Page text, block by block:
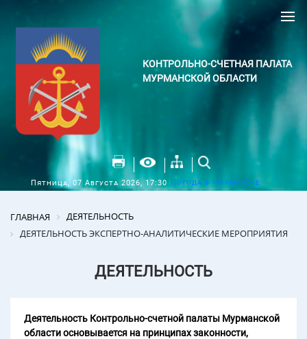
КОНТРОЛЬНО-СЧЕТНАЯ ПАЛАТА
МУРМАНСКОЙ ОБЛАСТИ
Пятница, 07 Августа 2026, 17:30 Погода в Мурманске
ГЛАВНАЯ
ДЕЯТЕЛЬНОСТЬ
ДЕЯТЕЛЬНОСТЬ ЭКСПЕРТНО-АНАЛИТИЧЕСКИЕ МЕРОПРИЯТИЯ
ДЕЯТЕЛЬНОСТЬ
Деятельность Контрольно-счетной палаты Мурманской
области основывается на принципах законности,